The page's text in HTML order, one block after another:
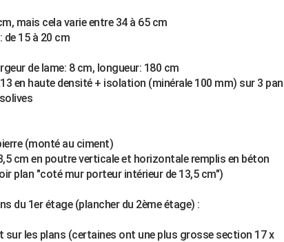
mais cela varie entre 34 à 65 cm
15 à 20 cm
de lame: 8 cm, longueur: 180 cm
en haute densité + isolation (minérale 100 mm) sur 3 pan
(monté au ciment)
cm en poutre verticale et horizontale remplis en béton
plan "coté mur porteur intérieur de 13,5 cm")
du 1er étage (plancher du 2ème étage) :
sur les plans (certaines ont une plus grosse section 17 x